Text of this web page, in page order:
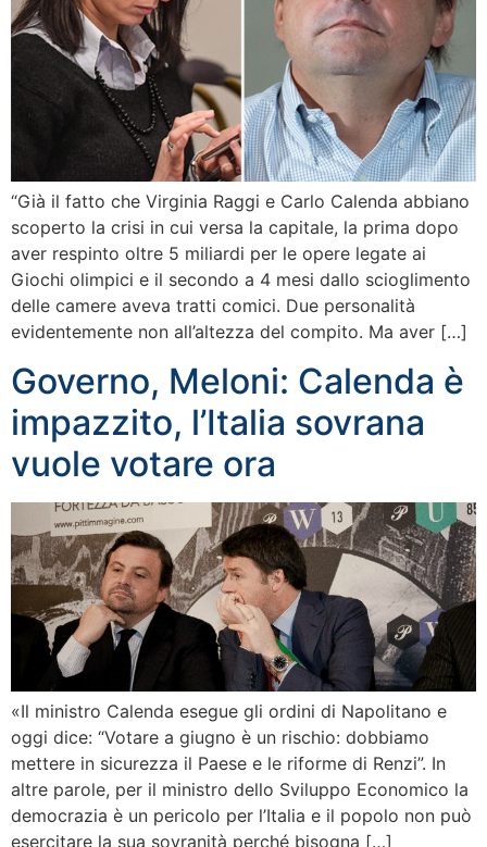
“Già il fatto che Virginia Raggi e Carlo Calenda abbiano
scoperto la crisi in cui versa la capitale, la prima dopo
aver respinto oltre 5 miliardi per le opere legate ai
Giochi olimpici e il secondo a 4 mesi dallo scioglimento
delle camere aveva tratti comici. Due personalità
evidentemente non all’altezza del compito. Ma aver […]
Governo, Meloni: Calenda è
impazzito, l’Italia sovrana
vuole votare ora
«Il ministro Calenda esegue gli ordini di Napolitano e
oggi dice: “Votare a giugno è un rischio: dobbiamo
mettere in sicurezza il Paese e le riforme di Renzi”. In
altre parole, per il ministro dello Sviluppo Economico la
democrazia è un pericolo per l’Italia e il popolo non può
esercitare la sua sovranità perché bisogna […]